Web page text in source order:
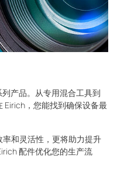
产品。从专用混合工具到
Eirich，您能找到确保设备最
和灵活性，更将助力提升
配件优化您的生产流